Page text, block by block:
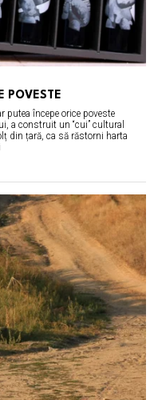
POVESTE
putea începe orice poveste
a construit un “cui” cultural
din țară, ca să răstorni harta